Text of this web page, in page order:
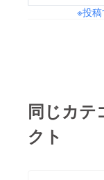
※投
同じカテ
クト